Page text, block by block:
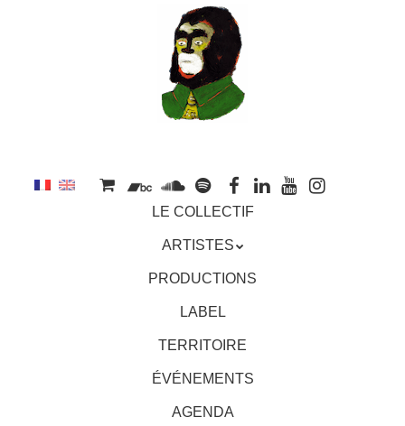
LE COLLECTIF
ARTISTES
PRODUCTIONS
LABEL
TERRITOIRE
ÉVÉNEMENTS
AGENDA